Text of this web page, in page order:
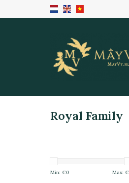
Royal Family
Min: €0 Max: €